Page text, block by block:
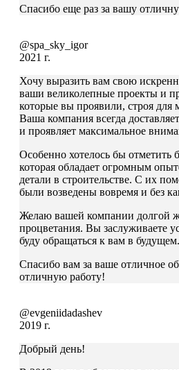
Спасибо еще раз за вашу
@spa_sky_igor
2021 г.
Хочу выразить вам свою
ваши великолепные проекты и
которые вы проявили, строя для
Ваша компания всегда
и проявляет максимальное
Особенно хотелось бы отметить
которая обладает огромным
детали в строительстве. С их
были возведены вовремя и без
Желаю вашей компании долгой
процветания. Вы заслуживаете
буду обращаться к вам в будущем.
Спасибо вам за ваше отличное
отличную работу!
@evgeniidadashev
2019 г.
Добрый день!